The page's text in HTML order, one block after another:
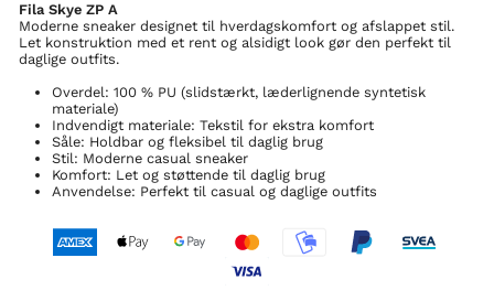
Fila Skye ZP A
Moderne sneaker designet til hverdagskomfort og afslappet stil.
Let konstruktion med et rent og alsidigt look gør den perfekt til
daglige outfits.
Overdel: 100 % PU (slidstærkt, læderlignende syntetisk
materiale)
Indvendigt materiale: Tekstil for ekstra komfort
Såle: Holdbar og fleksibel til daglig brug
Stil: Moderne casual sneaker
Komfort: Let og støttende til daglig brug
Anvendelse: Perfekt til casual og daglige outfits